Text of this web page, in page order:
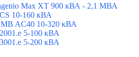
Max XT 900 кВА - 2,1 МВА
10-160 кВА
AC40 10-320 кВА
5-100 кВА
5-200 кВА